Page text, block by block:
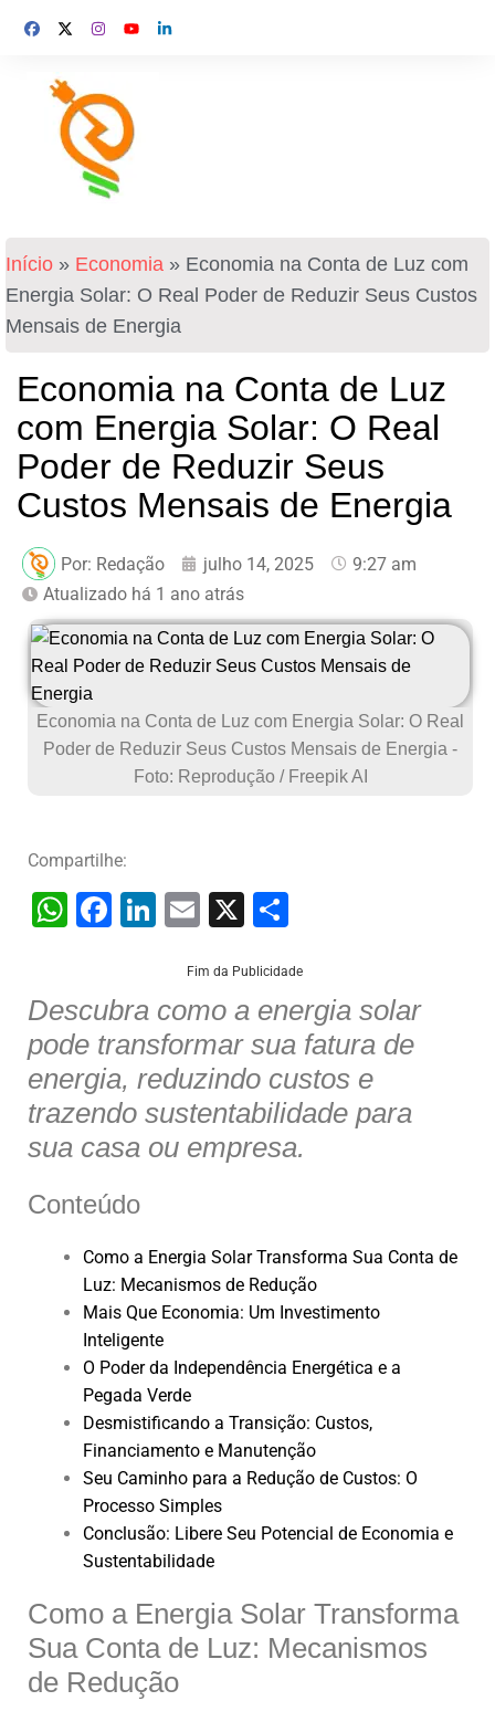
Início » Economia » Economia na Conta de Luz com
Energia Solar: O Real Poder de Reduzir Seus Custos
Mensais de Energia
Economia na Conta de Luz
com Energia Solar: O Real
Poder de Reduzir Seus
Custos Mensais de Energia
Por: Redação julho 14, 2025
9:27 am
Atualizado há 1 ano atrás
Economia na Conta de Luz com Energia Solar: O Real
Poder de Reduzir Seus Custos Mensais de Energia -
Foto: Reprodução / Freepik AI
Compartilhe:
W
s
A
p
p
F
e
b
o
o
k
Li
e
dI
n
E
ai
l
X
ar
e
Fim da Publicidade
Descubra como a energia solar
pode transformar sua fatura de
energia, reduzindo custos e
trazendo sustentabilidade para
sua casa ou empresa.
Conteúdo
Como a Energia Solar Transforma Sua Conta de
Luz: Mecanismos de Redução
Mais Que Economia: Um Investimento
Inteligente
O Poder da Independência Energética e a
Pegada Verde
Desmistificando a Transição: Custos,
Financiamento e Manutenção
Seu Caminho para a Redução de Custos: O
Processo Simples
Conclusão: Libere Seu Potencial de Economia e
Sustentabilidade
Como a Energia Solar Transforma
Sua Conta de Luz: Mecanismos
de Redução